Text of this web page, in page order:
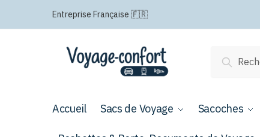
Entreprise Française 🇫🇷
pour :
Accueil Sacs de Voyage Sacoches